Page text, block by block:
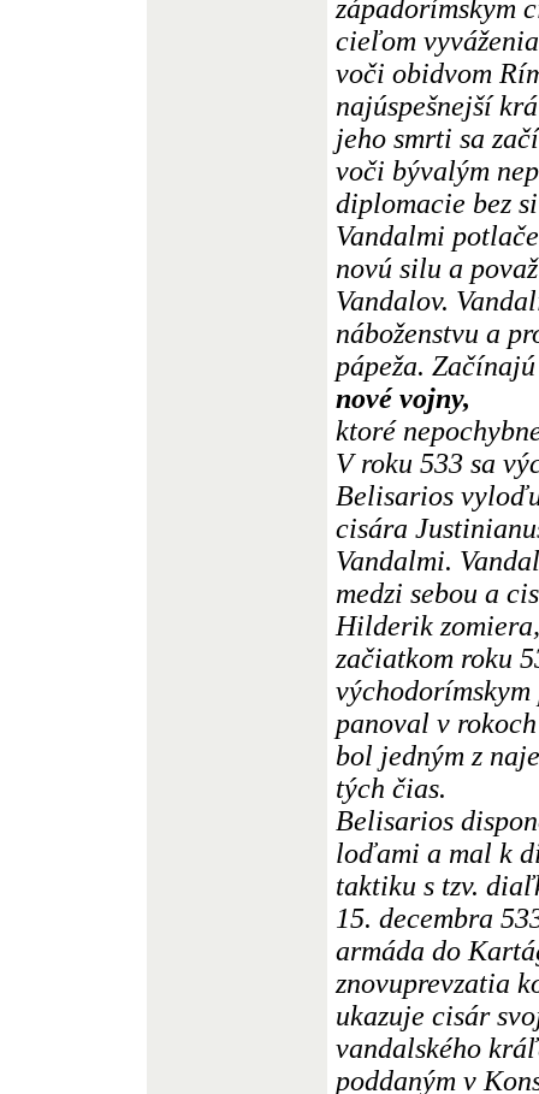
západorímskym
cieľom
voči obidvom
najúspešnejší
jeho smrti sa
voči bývalým
diplomacie bez
Vandalmi
novú silu a
Vandalov.
náboženstvu a
pápeža. Začínajú
nové vojny,
ktoré
V roku 533 sa
Belisarios
cisára
Vandalmi.
medzi sebou a
Hilderik
začiatkom roku
panoval v
bol jedným z
tých čias.
Belisarios
loďami a mal k
taktiku s tzv.
15. decembra
armáda do
znovuprevzatia
ukazuje cisár
vandalského
poddaným v